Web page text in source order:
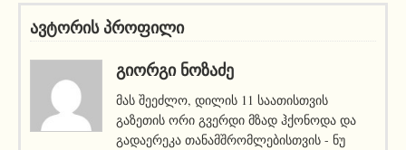
ავტორის პროფილი
ᲒᲘᲝᲠᲒᲘ ᲜᲝᲖᲐᲫᲔ
მას შეეძლო, დილის 11 საათისთვის
გაზეთის ორი გვერდი მზად ჰქონოდა და
გადაერეკა თანამშრომლებისთვის - ნუ